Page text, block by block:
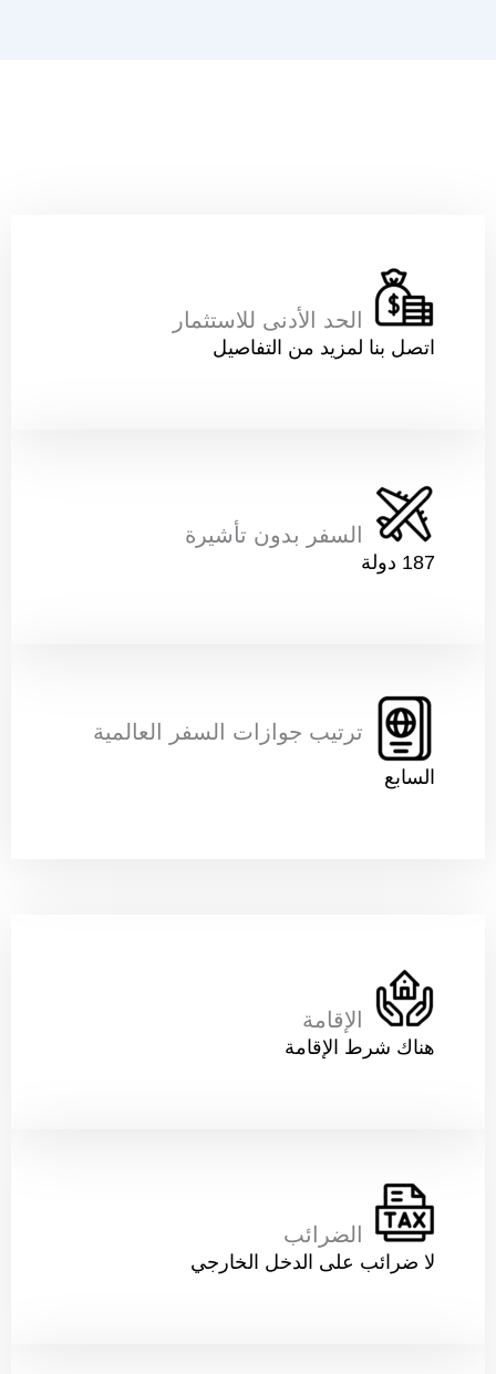
رقم الهاتف ( يجب أن يكونالحد الأدنى للاستثمار
اتصل بنا لمزيد من التفاصيل
السفر بدون تأشيرة
187 دولة
ترتيب جوازات السفر العالمية
السابع
الإقامة
هناك شرط الإقامة
الضرائب
لا ضرائب على الدخل الخارجي